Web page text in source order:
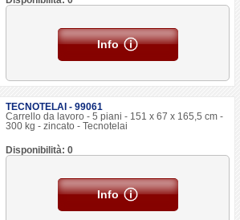
Info
TECNOTELAI - 99061
Carrello da lavoro - 5 piani - 151 x 67 x 165,5 cm -
300 kg - zincato - Tecnotelai
Disponibilità: 0
Info